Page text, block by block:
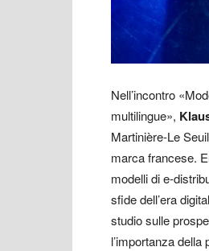
Nell’incontro
multilingue»,
Martinière-Le
marca francese.
modelli di e-
sfide dell’era
studio sulle
l’importanza